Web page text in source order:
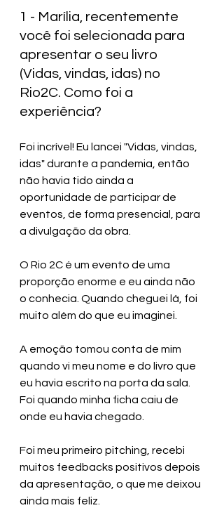
1 - Marília, recentemente
você foi selecionada para
apresentar o seu livro
(Vidas, vindas, idas) no
Rio2C. Como foi a
experiência?
Foi incrível! Eu lancei "Vidas, vindas,
idas" durante a pandemia, então
não havia tido ainda a
oportunidade de participar de
eventos, de forma presencial, para
a divulgação da obra.
O Rio 2C é um evento de uma
proporção enorme e eu ainda não
o conhecia. Quando cheguei lá, foi
muito além do que eu imaginei.
A emoção tomou conta de mim
quando vi meu nome e do livro que
eu havia escrito na porta da sala.
Foi quando minha ficha caiu de
onde eu havia chegado.
Foi meu primeiro pitching, recebi
muitos feedbacks positivos depois
da apresentação, o que me deixou
ainda mais feliz.